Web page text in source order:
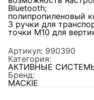
Bluetooth;
полипропиленовый
3 ручки для
точки M10 для
Артикул: 990390
Категория:
АКТИВНЫЕ
Бренд:
MACKIE